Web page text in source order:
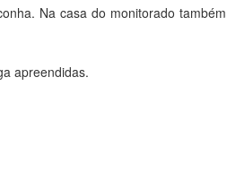
Na casa do monitorado também
apreendidas.